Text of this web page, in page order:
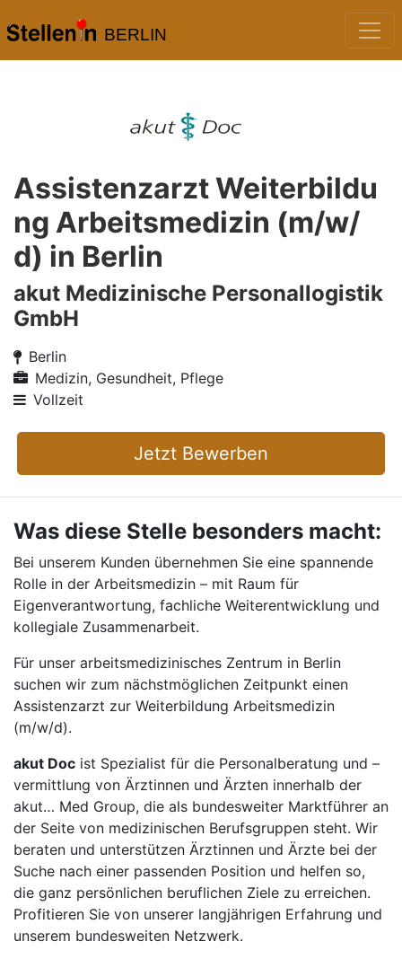
BERLIN
Assistenzarzt Weiterbildu
ng Arbeitsmedizin (m/w/
d) in Berlin
akut Medizinische Personallogistik
GmbH
Berlin
Medizin, Gesundheit, Pflege
Vollzeit
Jetzt Bewerben
Was diese Stelle besonders macht:
Bei unserem Kunden übernehmen Sie eine spannende
Rolle in der Arbeitsmedizin – mit Raum für
Eigenverantwortung, fachliche Weiterentwicklung und
kollegiale Zusammenarbeit.
Für unser arbeitsmedizinisches Zentrum in Berlin
suchen wir zum nächstmöglichen Zeitpunkt einen
Assistenzarzt zur Weiterbildung Arbeitsmedizin
(m/w/d).
akut Doc ist Spezialist für die Personalberatung und –
vermittlung von Ärztinnen und Ärzten innerhalb der
akut… Med Group, die als bundesweiter Marktführer an
der Seite von medizinischen Berufsgruppen steht. Wir
beraten und unterstützen Ärztinnen und Ärzte bei der
Suche nach einer passenden Position und helfen so,
die ganz persönlichen beruflichen Ziele zu erreichen.
Profitieren Sie von unserer langjährigen Erfahrung und
unserem bundesweiten Netzwerk.